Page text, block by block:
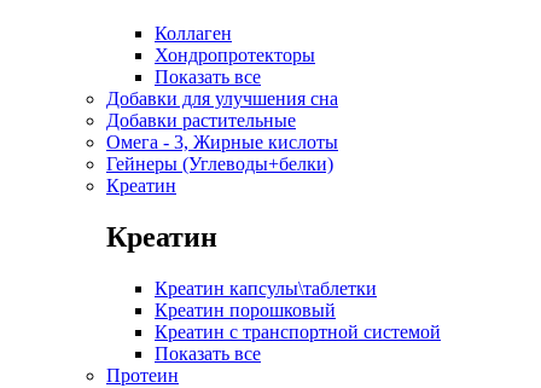
Коллаген
Хондропротекторы
Показать все
Добавки для улучшения сна
Добавки растительные
Омега - 3, Жирные кислоты
Гейнеры (Углеводы+белки)
Креатин
Креатин
Креатин капсулы\таблетки
Креатин порошковый
Креатин с транспортной системой
Показать все
Протеин